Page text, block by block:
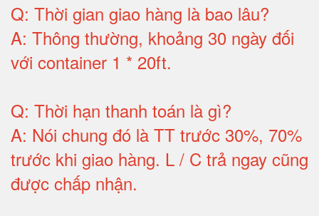
Q: Thời gian giao hàng là bao lâu?
A: Thông thường, khoảng 30 ngày đối
với container 1 * 20ft.
Q: Thời hạn thanh toán là gì?
A: Nói chung đó là TT trước 30%, 70%
trước khi giao hàng. L / C trả ngay cũng
được chấp nhận.